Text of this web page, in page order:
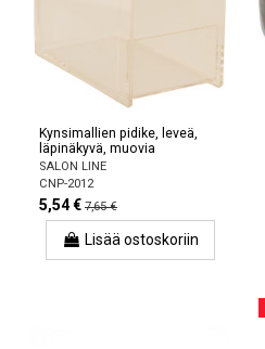
Kynsimallien pidike, leveä,
läpinäkyvä, muovia
SALON LINE
CNP-2012
5,54 € 7,65 €
Lisää ostoskoriin